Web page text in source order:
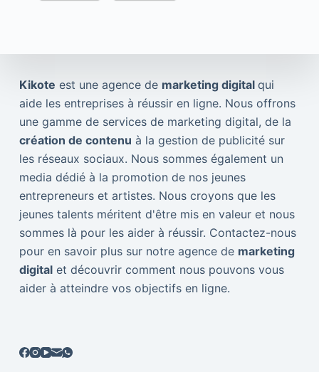
Kikote est une agence de marketing digital qui
aide les entreprises à réussir en ligne. Nous offrons
une gamme de services de marketing digital, de la
création de contenu à la gestion de publicité sur
les réseaux sociaux. Nous sommes également un
media dédié à la promotion de nos jeunes
entrepreneurs et artistes. Nous croyons que les
jeunes talents méritent d'être mis en valeur et nous
sommes là pour les aider à réussir. Contactez-nous
pour en savoir plus sur notre agence de marketing
digitalet découvrir comment nous pouvons vous
aider à atteindre vos objectifs en ligne.